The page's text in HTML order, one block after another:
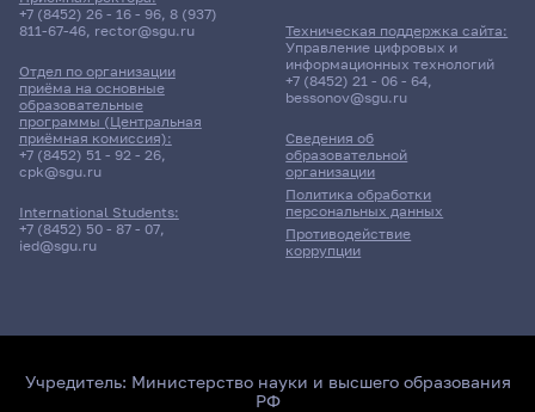
+7 (8452) 26 - 16 - 96, 8 (937)
811-67-46, rector@sgu.ru
Отдел по организации
приёма на основные
образовательные
программы (Центральная
приёмная комиссия):
+7 (8452) 51 - 92 - 26,
cpk@sgu.ru
International Students:
+7 (8452) 50 - 87 - 07,
ied@sgu.ru
Сведения об
образовательной
организации
Политика обработки
персональных данных
Противодействие
коррупции
Техническая поддержка сайта:
Управление цифровых и
информационных технологий
+7 (8452) 21 - 06 - 64,
bessonov@sgu.ru
Учредитель: Министерство науки и высшего образования
РФ